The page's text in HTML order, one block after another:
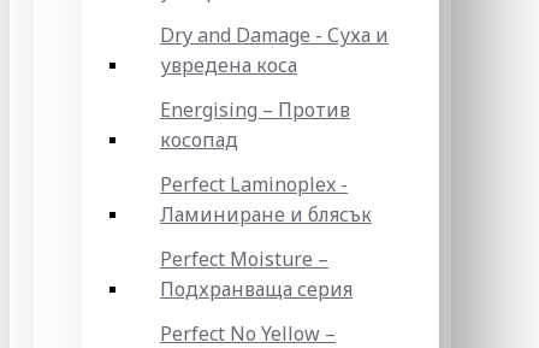
Dry and Damage - Суха и
увредена коса
Energising – Против
косопад
Perfect Laminoplex -
Ламиниране и блясък
Perfect Moisture –
Подхранваща серия
Perfect No Yellow –